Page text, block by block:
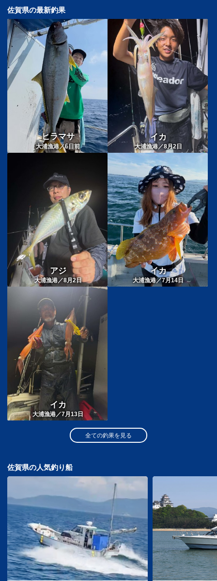
佐賀県の最新釣果
ヒラマサ
大浦漁港／6 日前
イカ
大浦漁港／8月2日
アジ
大浦漁港／8月2日
イカ
大浦漁港／7月14日
イカ
大浦漁港／7月13日
全ての釣果を見る
佐賀県の人気釣り船